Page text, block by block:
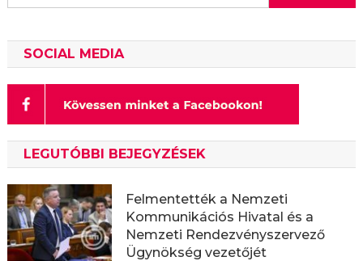
SOCIAL MEDIA
LEGUTÓBBI BEJEGYZÉSEK
Felmentették a Nemzeti
Kommunikációs Hivatal és a
Nemzeti Rendezvényszervező
Ügynökség vezetőjét